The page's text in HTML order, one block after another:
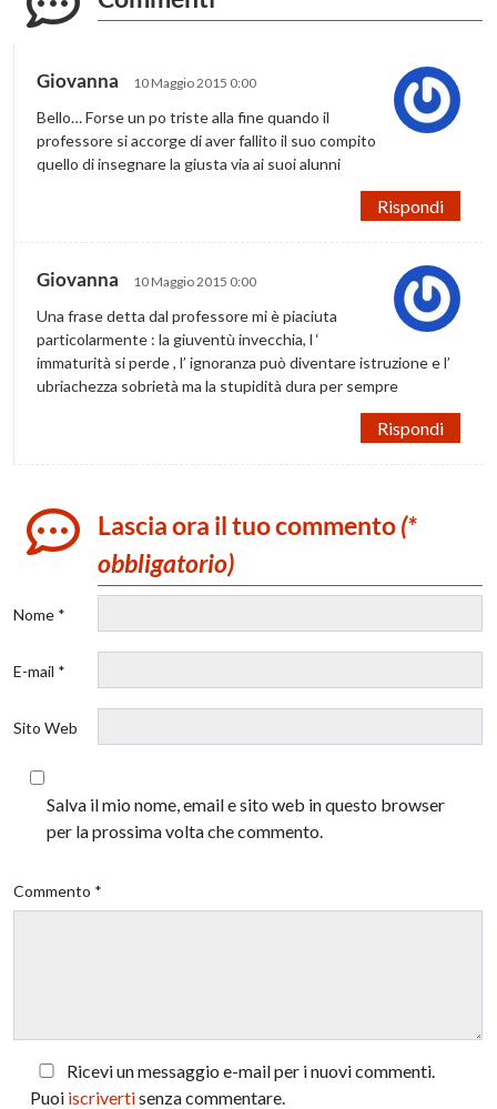
Giovanna 10 Maggio 2015 0:00
Bello… Forse un po triste alla fine quando il
professore si accorge di aver fallito il suo compito
quello di insegnare la giusta via ai suoi alunni
Rispondi
Giovanna 10 Maggio 2015 0:00
Una frase detta dal professore mi è piaciuta
particolarmente : la giuventù invecchia, l ‘
immaturità si perde , l’ ignoranza può diventare istruzione e l’
ubriachezza sobrietà ma la stupidità dura per sempre
Rispondi
Lascia ora il tuo commento(*
obbligatorio)
Nome *
E-mail *
Sito Web
Salva il mio nome, email e sito web in questo browser
per la prossima volta che commento.
Commento *
Ricevi un messaggio e-mail per i nuovi commenti.
Puoi iscrivertisenza commentare.